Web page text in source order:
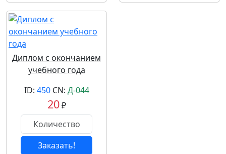
Диплом с окончанием
учебного года
ID: 450CN: Д-044
20₽
Заказать!